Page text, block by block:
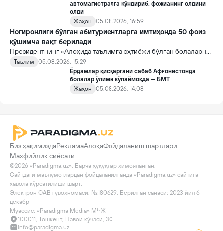
автомагистралга қўндириб, фожианинг олдини
олди
Жаҳон
05.08.2026, 16:59
Ногиронлиги бўлган абитуриентларга имтиҳонда 50 фоиз
қўшимча вақт берилади
Президентнинг «Алоҳида таълимга эҳтиёжи бўлган болаларни
таълим ва ижтимоий хизматлар билан қамраб олиш тизимини
такомиллаштириш бўйича қўшимча чора-тадбирлар
тўғрисида»ги қарори билан инклюзив таълим соҳасида қатор
янги механизмлар жорий этилади.
Таълим
05.08.2026, 15:29
Ёрдамлар қисқаргани сабаб Афғонистонда
болалар ўлими кўпаймоқда — БМТ
Жаҳон
05.08.2026, 14:08
Биз ҳақимиздаРекламаАлоқаФойдаланиш шартлари
Махфийлик сиёсати
©2026 «Paradigma.uz». Барча ҳуқуқлар ҳимояланган.
Сайтдаги маълумотлардан фойдаланилганда «Paradigma.uz» сайтига
хавола кўрсатилиши шарт.
Электрон ОАВ гувоҳномаси: №180629. Берилган санаси: 2023 йил 6
декабр
Муассис: «Paradigma Media» МЧЖ
100011, Тошкент, Навои кўчаси, 30
info@paradigma.uz